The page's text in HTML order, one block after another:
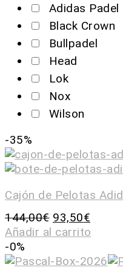
Adidas Padel
Black Crown
Bullpadel
Head
Lok
Nox
Wilson
-35%
Cajón de Pelotas
144,00€ 93,50€
Añadir al carrito
-0%